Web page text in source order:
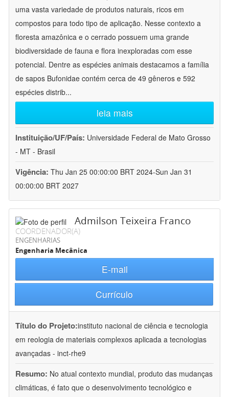
uma vasta variedade de produtos naturais, ricos em
compostos para todo tipo de aplicação. Nesse contexto a
floresta amazônica e o cerrado possuem uma grande
biodiversidade de fauna e flora inexploradas com esse
potencial. Dentre as espécies animais destacamos a família
de sapos Bufonidae contém cerca de 49 gêneros e 592
espécies distrib...
leia mais
Instituição/UF/País: Universidade Federal de Mato Grosso
- MT - Brasil
Vigência: Thu Jan 25 00:00:00 BRT 2024-Sun Jan 31
00:00:00 BRT 2027
Admilson Teixeira Franco
COORDENADOR(A)
ENGENHARIAS
Engenharia Mecânica
E-mail
Currículo
Título do Projeto:instituto nacional de ciência e tecnologia
em reologia de materiais complexos aplicada a tecnologias
avançadas - inct-rhe9
Resumo: No atual contexto mundial, produto das mudanças
climáticas, é fato que o desenvolvimento tecnológico e